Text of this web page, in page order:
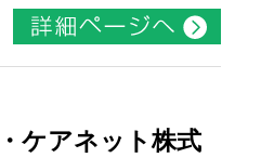
ケアネット株式